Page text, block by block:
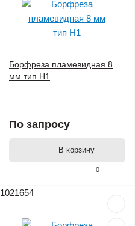
0
Борфреза пламевидная 8
мм тип H1
По запросу
В корзину
1021654